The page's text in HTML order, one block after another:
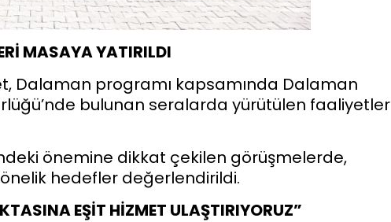
MASAYA YATIRILDI
Dalaman programı kapsamında Dalaman
bulunan seralarda yürütülen faaliyetler
önemine dikkat çekilen görüşmelerde,
hedefler değerlendirildi.
EŞİT HİZMET ULAŞTIRIYORUZ”